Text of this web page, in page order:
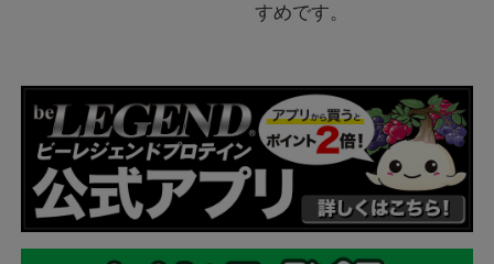
すめです。